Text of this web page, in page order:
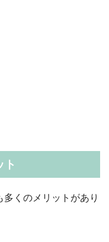
ト
くのメリットがあり